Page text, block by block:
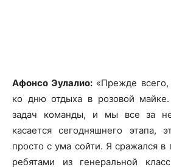
Афонсо Эулалио: «Прежде всего,
ко дню отдыха в розовой
задач команды, и мы все за
касается сегодняшнего
просто с ума сойти. Я сражался в
ребятами из генеральной